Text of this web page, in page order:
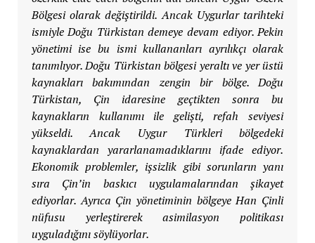
Bölgesi olarak değiştirildi. Ancak Uygurlar tarihteki
ismiyle Doğu Türkistan demeye devam ediyor. Pekin
yönetimi ise bu ismi kullananları ayrılıkçı olarak
tanımlıyor. Doğu Türkistan bölgesi yeraltı ve yer üstü
kaynakları bakımından zengin bir bölge. Doğu
Türkistan, Çin idaresine geçtikten sonra bu
kaynakların kullanımı ile gelişti, refah seviyesi
yükseldi. Ancak Uygur Türkleri bölgedeki
kaynaklardan yararlanamadıklarını ifade ediyor.
Ekonomik problemler, işsizlik gibi sorunların yanı
sıra Çin’in baskıcı uygulamalarından şikayet
ediyorlar. Ayrıca Çin yönetiminin bölgeye Han Çinli
nüfusu yerleştirerek asimilasyon politikası
uyguladığını söylüyorlar.